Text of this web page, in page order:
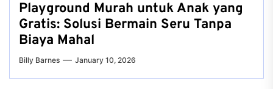
Playground Murah untuk Anak yang
Gratis: Solusi Bermain Seru Tanpa
Biaya Mahal
Billy Barnes January 10, 2026